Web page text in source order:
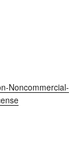
Noncommercial-